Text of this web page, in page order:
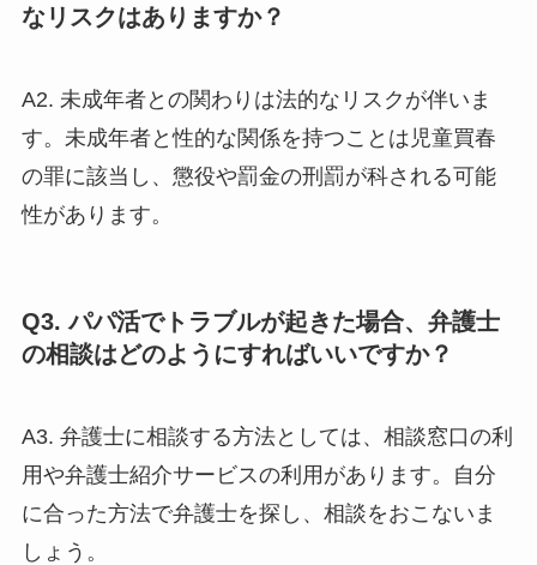
なリスクはありますか？
A2. 未成年者との関わりは法的なリスクが伴いま
す。未成年者と性的な関係を持つことは児童買春
の罪に該当し、懲役や罰金の刑罰が科される可能
性があります。
Q3. パパ活でトラブルが起きた場合、弁護士
の相談はどのようにすればいいですか？
A3. 弁護士に相談する方法としては、相談窓口の利
用や弁護士紹介サービスの利用があります。自分
に合った方法で弁護士を探し、相談をおこないま
しょう。